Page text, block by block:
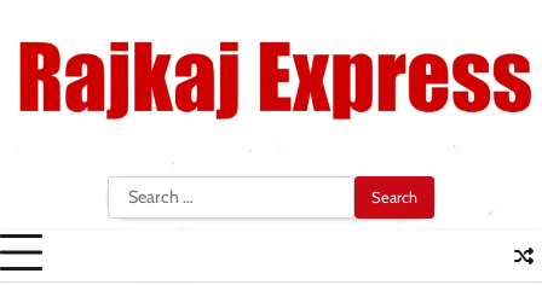
content
Search
for: